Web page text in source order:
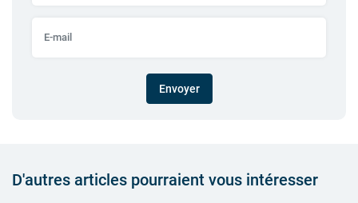
Envoyer
D'autres articles pourraient vous intéresser